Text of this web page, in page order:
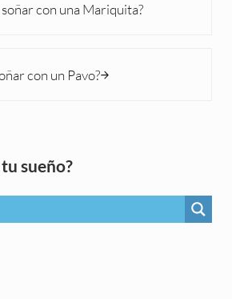
con una Mariquita?
con un Pavo?
sueño?